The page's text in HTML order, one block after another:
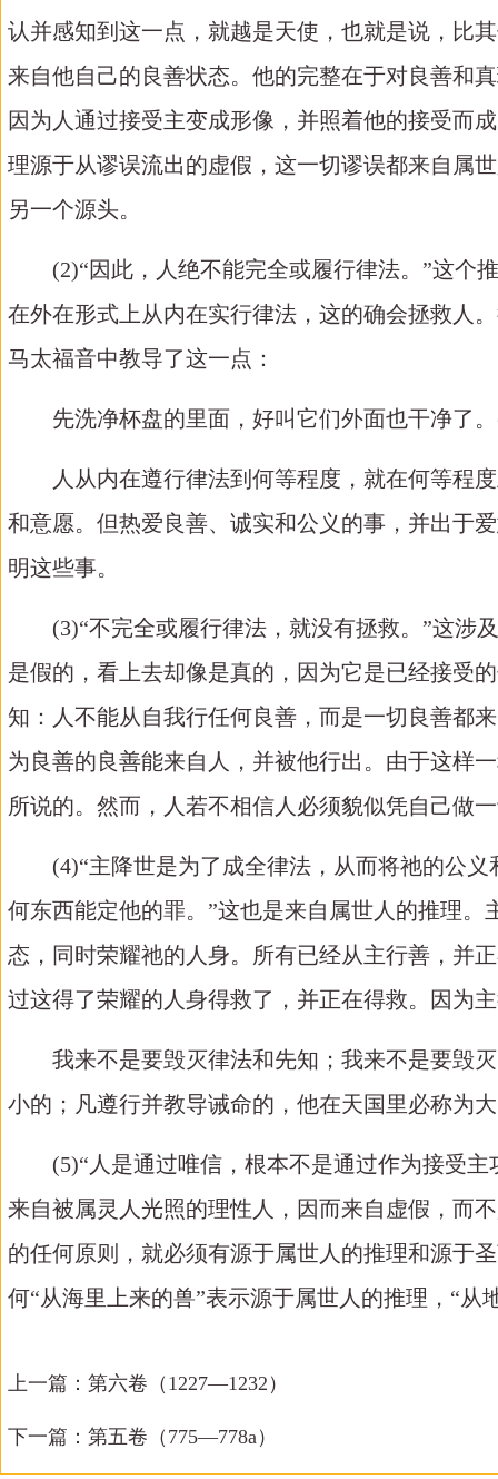
认并感知到这一点，就越是天使，也就是说，比
来自他自己的良善状态。他的完整在于对良善和
因为人通过接受主变成形像，并照着他的接受而
理源于从谬误流出的虚假，这一切谬误都来自属
另一个源头。
(2)“因此，人绝不能完全或履行律法。”这个
在外在形式上从内在实行律法，这的确会拯救人
马太福音中教导了这一点：
先洗净杯盘的里面，好叫它们外面也干净了。
人从内在遵行律法到何等程度，就在何等程
和意愿。但热爱良善、诚实和公义的事，并出于
明这些事。
(3)“不完全或履行律法，就没有拯救。”这涉
是假的，看上去却像是真的，因为它是已经接受
知：人不能从自我行任何良善，而是一切良善都
为良善的良善能来自人，并被他行出。由于这样
所说的。然而，人若不相信人必须貌似凭自己做
(4)“主降世是为了成全律法，从而将祂的公
何东西能定他的罪。”这也是来自属世人的推理
态，同时荣耀祂的人身。所有已经从主行善，并
过这得了荣耀的人身得救了，并正在得救。因为
我来不是要毁灭律法和先知；我来不是要毁
小的；凡遵行并教导诫命的，他在天国里必称为
(5)“人是通过唯信，根本不是通过作为接受
来自被属灵人光照的理性人，因而来自虚假，而
的任何原则，就必须有源于属世人的推理和源于
何“从海里上来的兽”表示源于属世人的推理，“
上一篇： 第六卷（1227—1232）
下一篇： 第五卷（775—778a）